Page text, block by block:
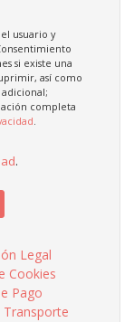
usuario y
si existe una
así como
completa
.
Legal
Cookies
Pago
Transporte